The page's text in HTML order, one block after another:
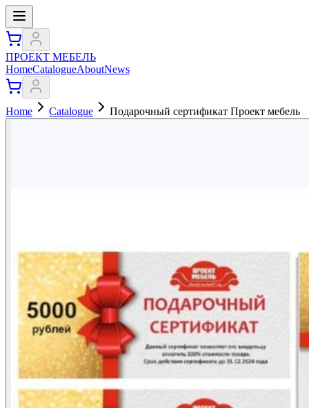
ПРОЕКТ МЕБЕЛЬ
HomeCatalogueAboutNews
Home Catalogue Подарочный сертификат Проект мебель